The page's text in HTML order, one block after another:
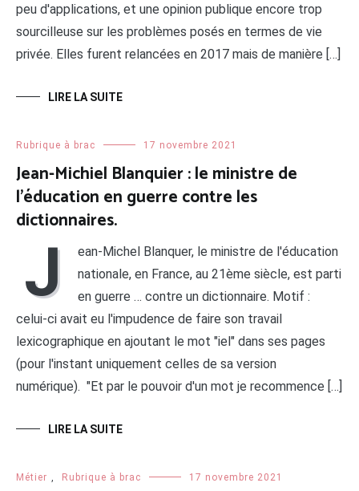
peu d'applications, et une opinion publique encore trop
sourcilleuse sur les problèmes posés en termes de vie
privée. Elles furent relancées en 2017 mais de manière […]
LIRE LA SUITE
Rubrique à brac 17 novembre 2021
Jean-Michiel Blanquier : le ministre de
l’éducation en guerre contre les
dictionnaires.
J
ean-Michel Blanquer, le ministre de l'éducation
nationale, en France, au 21ème siècle, est parti
en guerre … contre un dictionnaire. Motif :
celui-ci avait eu l'impudence de faire son travail
lexicographique en ajoutant le mot "iel" dans ses pages
(pour l'instant uniquement celles de sa version
numérique). "Et par le pouvoir d'un mot je recommence […]
LIRE LA SUITE
Métier Rubrique à brac 17 novembre 2021